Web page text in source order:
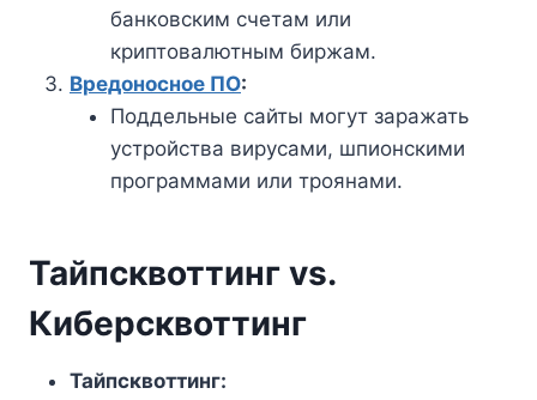
банковским счетам или
криптовалютным биржам.
Вредоносное ПО:
Поддельные сайты могут заражать
устройства вирусами, шпионскими
программами или троянами.
Тайпсквоттинг vs.
Киберсквоттинг
Тайпсквоттинг: